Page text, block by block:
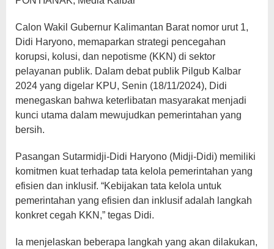
Calon Wakil Gubernur Kalimantan Barat nomor urut 1,
Didi Haryono, memaparkan strategi pencegahan
korupsi, kolusi, dan nepotisme (KKN) di sektor
pelayanan publik. Dalam debat publik Pilgub Kalbar
2024 yang digelar KPU, Senin (18/11/2024), Didi
menegaskan bahwa keterlibatan masyarakat menjadi
kunci utama dalam mewujudkan pemerintahan yang
bersih.
Pasangan Sutarmidji-Didi Haryono (Midji-Didi) memiliki
komitmen kuat terhadap tata kelola pemerintahan yang
efisien dan inklusif. “Kebijakan tata kelola untuk
pemerintahan yang efisien dan inklusif adalah langkah
konkret cegah KKN,” tegas Didi.
Ia menjelaskan beberapa langkah yang akan dilakukan,